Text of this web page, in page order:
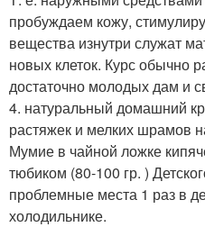
пробуждаем кожу,
вещества изнутри служат
новых клеток. Курс обычно
достаточно молодых дам и
4. натуральный домашний
растяжек и мелких шрамов
Мумие в чайной ложке
тюбиком (80-100 гр. )
проблемные места 1 раз в
холодильнике.